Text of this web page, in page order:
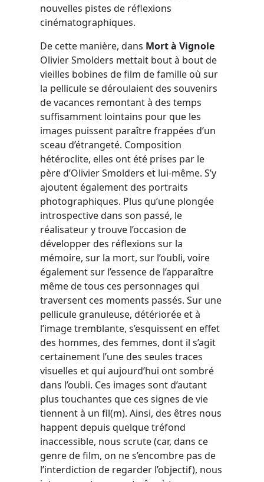
nouvelles pistes de réflexions
cinématographiques.
De cette manière, dans Mort à Vignole
Olivier Smolders mettait bout à bout de
vieilles bobines de film de famille où sur
la pellicule se déroulaient des souvenirs
de vacances remontant à des temps
suffisamment lointains pour que les
images puissent paraître frappées d’un
sceau d’étrangeté. Composition
hétéroclite, elles ont été prises par le
père d’Olivier Smolders et lui-même. S’y
ajoutent également des portraits
photographiques. Plus qu’une plongée
introspective dans son passé, le
réalisateur y trouve l’occasion de
développer des réflexions sur la
mémoire, sur la mort, sur l’oubli, voire
également sur l’essence de l’apparaître
même de tous ces personnages qui
traversent ces moments passés. Sur une
pellicule granuleuse, détériorée et à
l’image tremblante, s’esquissent en effet
des hommes, des femmes, dont il s’agit
certainement l’une des seules traces
visuelles et qui aujourd’hui ont sombré
dans l’oubli. Ces images sont d’autant
plus touchantes que ces signes de vie
tiennent à un fil(m). Ainsi, des êtres nous
happent depuis quelque tréfond
inaccessible, nous scrute (car, dans ce
genre de film, on ne s’encombre pas de
l’interdiction de regarder l’objectif), nous